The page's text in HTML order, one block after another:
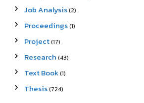
Job Analysis(2)
Proceedings(1)
Project(17)
Research (43)
Text Book(1)
Thesis(724)